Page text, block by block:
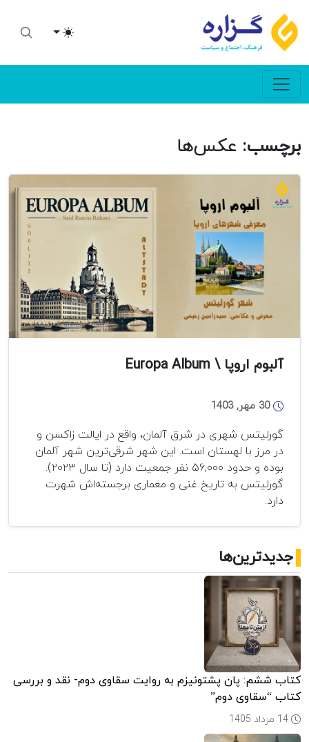
Toggle theme
برچسب: عکس‌ها
آلبوم اروپا \ Europa Album
30 مهر, 1403
گورلیتس شهری در شرق آلمان، واقع در ایالت زاکسن و
در مرز با لهستان است. این شهر شرقی‌ترین شهر آلمان
بوده و حدود ۵۶,۰۰۰ نفر جمعیت دارد (تا سال ۲۰۲۳).
گورلیتس به تاریخ غنی و معماری برجسته‌اش شهرت
دارد.
جدیدترین‌ها
کتاب ششم: پان پشتونیزم به روایت سقاوی دوم- نقد و بررسی
کتاب “سقاوی دوم”